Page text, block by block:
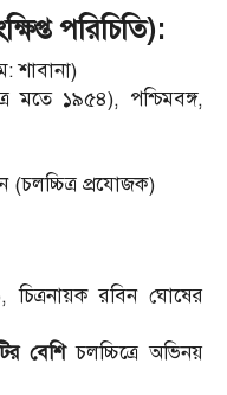
পরিচিতি):
শাবানা)
১৯৫৪), পশ্চিমবঙ্গ,
(চলচ্চিত্র প্রযোজক)
রবিন ঘোষের
বেশিচলচ্চিত্রে অভিনয়